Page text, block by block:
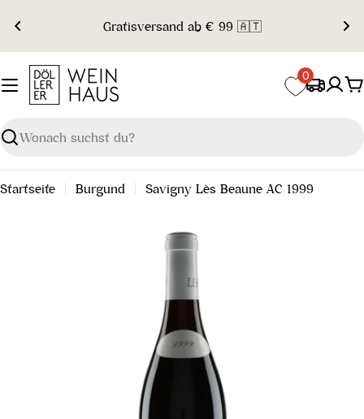
Inhalt
springen
Gratisversand ab € 99 🇦🇹
Suchen
0
Startseite Burgund Savigny Lès Beaune AC 1999